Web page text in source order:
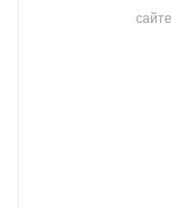
сайте.